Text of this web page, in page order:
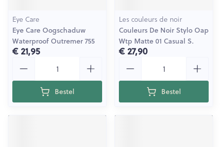
Eye Care
Eye Care Oogschaduw
Waterproof Outremer 755
€ 21,95
Bestel
Les couleurs de noir
Couleurs De Noir Stylo Oap
Wtp Matte 01 Casual S.
€ 27,90
Bestel